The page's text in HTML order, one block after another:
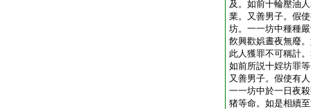
及。如前十輪壓油
業。又善男子。假
坊。一一坊中種種
飮興歡娯晝夜無廢
此人獲罪不可稱計
如前所説十婬坊罪
又善男子。假使有
一一坊中於一日夜
猪等命。如是相續